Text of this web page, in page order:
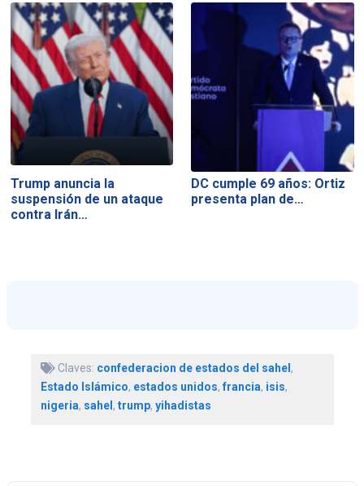
Trump anuncia la
suspensión de un ataque
contra Irán…
DC cumple 69 años: Ortiz
presenta plan de…
Claves: confederacion de estados del sahel ,
Estado Islámico, estados unidos,francia, isis,
nigeria, sahel , trump, yihadistas